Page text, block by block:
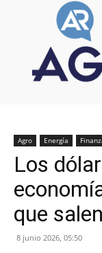
Agro Energía
Los
que salen
8 junio 2026, 05:50